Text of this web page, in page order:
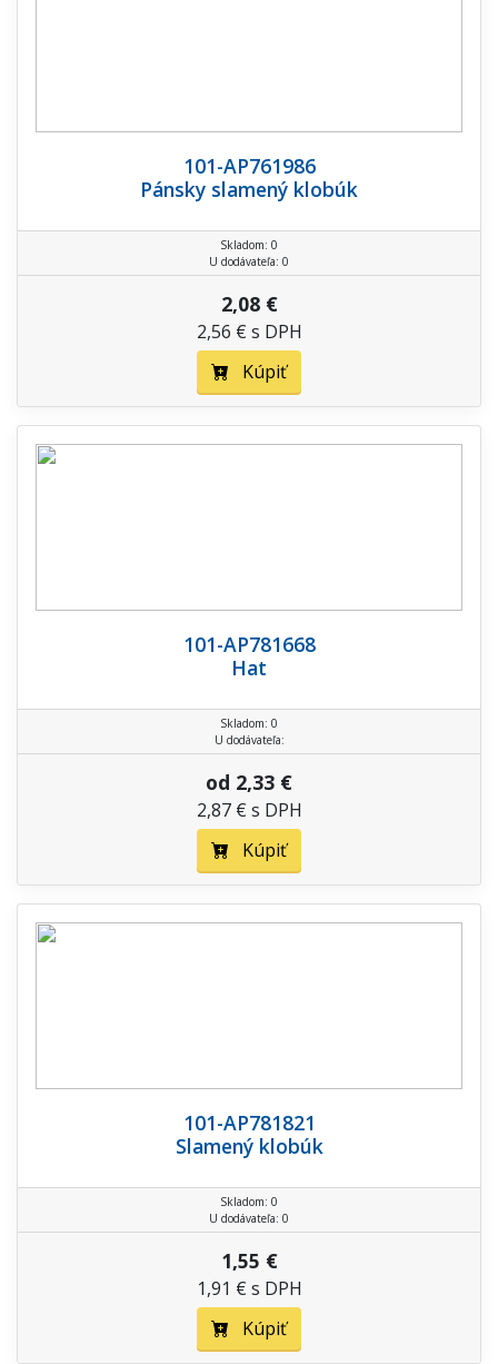
101-AP761986
Pánsky slamený klobúk
Skladom: 0
U dodávateľa: 0
2,08 €
2,56 € s DPH
Kúpiť
101-AP781668
Hat
Skladom: 0
U dodávateľa:
od 2,33 €
2,87 € s DPH
Kúpiť
101-AP781821
Slamený klobúk
Skladom: 0
U dodávateľa: 0
1,55 €
1,91 € s DPH
Kúpiť